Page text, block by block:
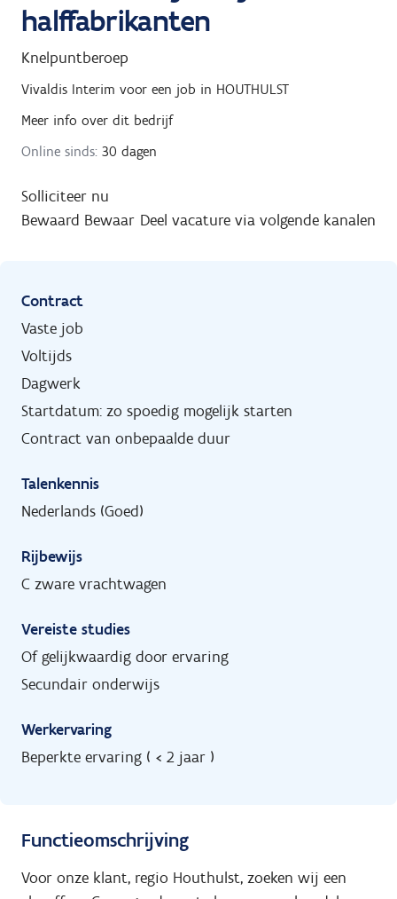
halffabrikanten
Knelpuntberoep
Vivaldis Interim voor een job in HOUTHULST
Meer info over dit bedrijf
Online sinds: 30 dagen
Solliciteer nu
Bewaard Bewaar Deel vacature via volgende kanalen
Contract
Vaste job
Voltijds
Dagwerk
Startdatum: zo spoedig mogelijk starten
Contract van onbepaalde duur
Talenkennis
Nederlands (Goed)
Rijbewijs
C zware vrachtwagen
Vereiste studies
Of gelijkwaardig door ervaring
Secundair onderwijs
Werkervaring
Beperkte ervaring ( < 2 jaar )
Functieomschrijving
Voor onze klant, regio Houthulst, zoeken wij een